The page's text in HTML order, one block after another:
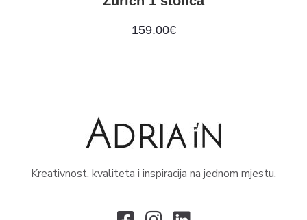
159.00€
Kreativnost, kvaliteta i inspiracija na jednom mjestu.